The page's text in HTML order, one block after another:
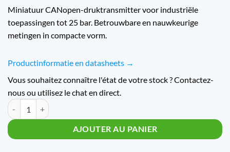
Miniatuur CANopen-druktransmitter voor industriële
toepassingen tot 25 bar. Betrouwbare en nauwkeurige
metingen in compacte vorm.
Productinformatie en datasheets →
Vous souhaitez connaître l'état de votre stock ? Contactez-
nous ou utilisez le chat en direct.
Quantité CMP 8270 CANopen Miniature Pressure Transmitter CMP
AJOUTER AU PANIER